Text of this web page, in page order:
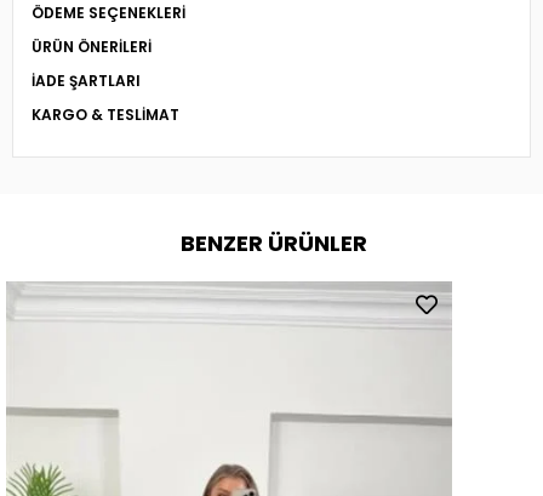
ÖDEME SEÇENEKLERI
ÜRÜN ÖNERILERI
İADE ŞARTLARI
KARGO & TESLIMAT
BENZER ÜRÜNLER